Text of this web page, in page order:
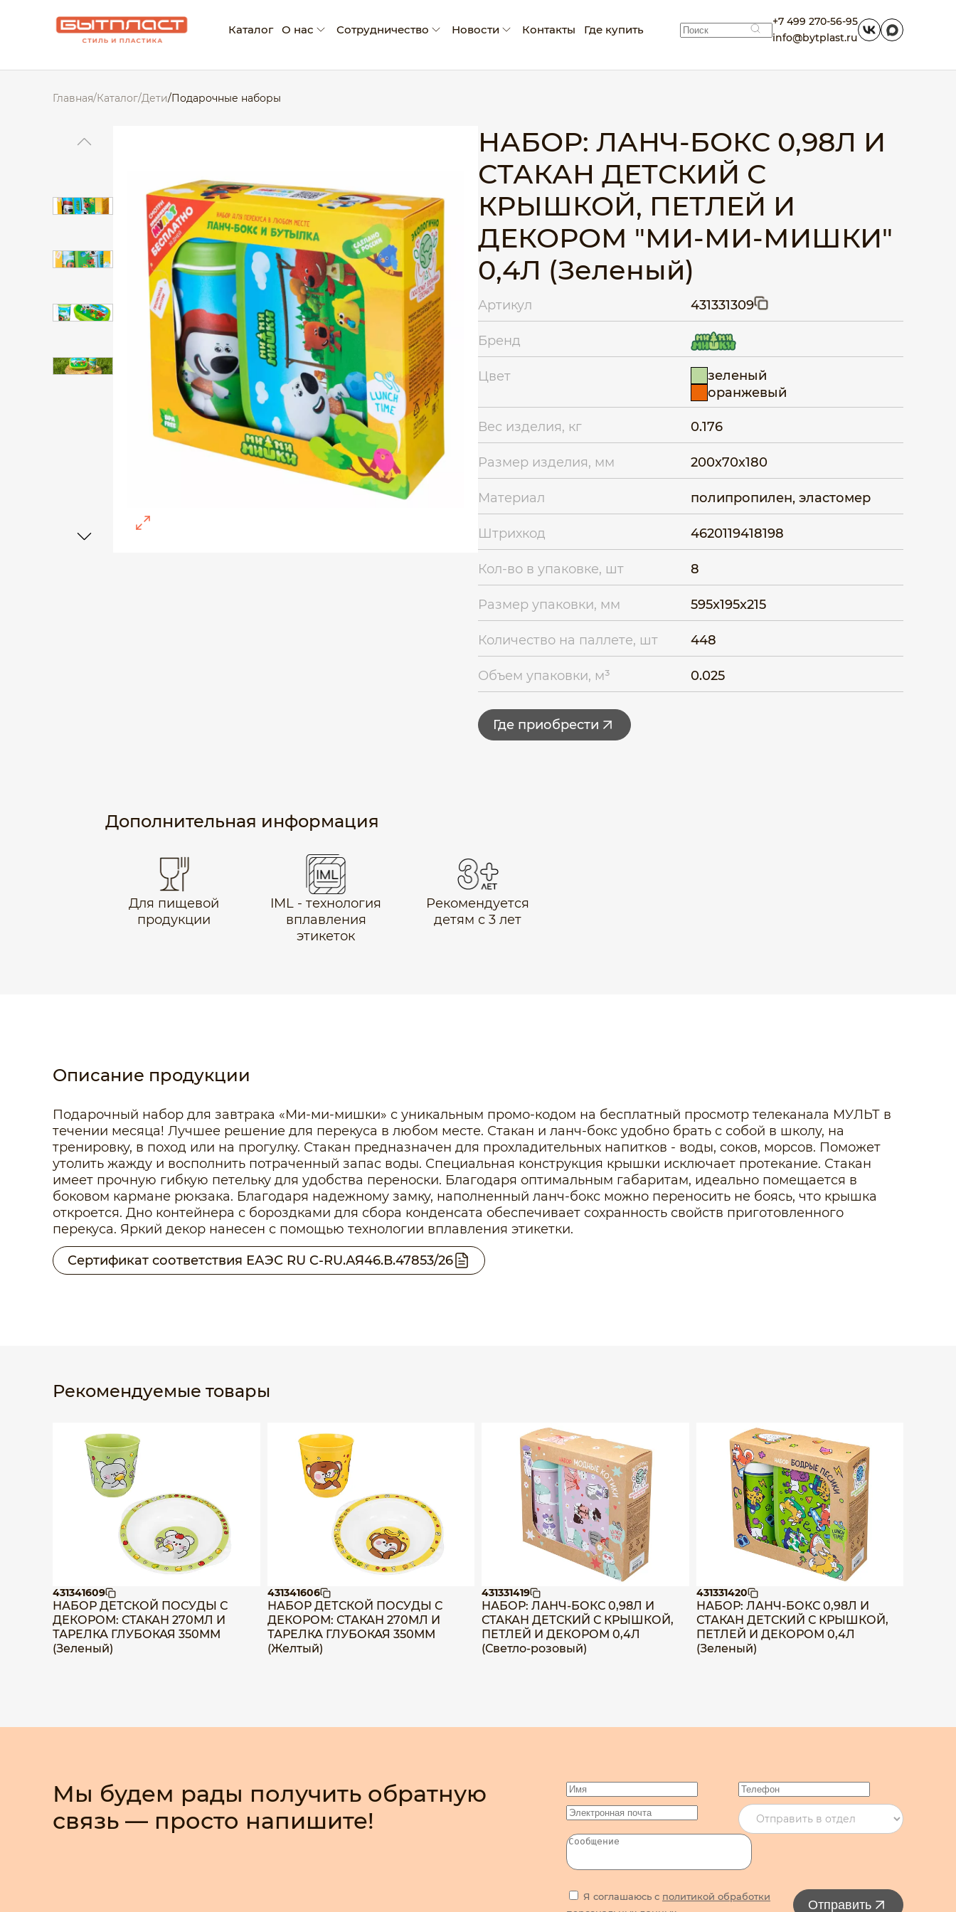
Каталог О нас
О компании
Сотрудничество
Условия сотрудничества
Экскурсия на производство
Новости
Новости
Контакты Где купить
+7 499 270-56-95
info@bytplast.ru
Главная/Каталог/Дети/Подарочные наборы
НАБОР: ЛАНЧ-БОКС 0,98Л И
СТАКАН ДЕТСКИЙ С
КРЫШКОЙ, ПЕТЛЕЙ И
ДЕКОРОМ "МИ-МИ-МИШКИ"
0,4Л (Зеленый)
Артикул 431331309
Бренд
Цвет
зеленый
оранжевый
Вес изделия, кг 0.176
Размер изделия, мм 200x70x180
Материал полипропилен, эластомер
Штрихкод 4620119418198
Кол-во в упаковке, шт 8
Размер упаковки, мм 595x195x215
Количество на паллете, шт 448
Объем упаковки, м³ 0.025
Где приобрести
Дополнительная информация
Для пищевой
продукции
IML - технология
вплавления
этикеток
Рекомендуется
детям с 3 лет
Описание продукции
Подарочный набор для завтрака «Ми-ми-мишки» с уникальным промо-кодом на бесплатный просмотр телеканала МУЛЬТ в
течении месяца! Лучшее решение для перекуса в любом месте. Стакан и ланч-бокс удобно брать с собой в школу, на
тренировку, в поход или на прогулку. Стакан предназначен для прохладительных напитков - воды, соков, морсов. Поможет
утолить жажду и восполнить потраченный запас воды. Специальная конструкция крышки исключает протекание. Стакан
имеет прочную гибкую петельку для удобства переноски. Благодаря оптимальным габаритам, идеально помещается в
боковом кармане рюкзака. Благодаря надежному замку, наполненный ланч-бокс можно переносить не боясь, что крышка
откроется. Дно контейнера с бороздками для сбора конденсата обеспечивает сохранность свойств приготовленного
перекуса. Яркий декор нанесен с помощью технологии вплавления этикетки.
Сертификат соответствия ЕАЭС RU C-RU.АЯ46.В.47853/26
Рекомендуемые товары
431341609
НАБОР ДЕТСКОЙ ПОСУДЫ С
ДЕКОРОМ: СТАКАН 270МЛ И
ТАРЕЛКА ГЛУБОКАЯ 350ММ
(Зеленый)
431341606
НАБОР ДЕТСКОЙ ПОСУДЫ С
ДЕКОРОМ: СТАКАН 270МЛ И
ТАРЕЛКА ГЛУБОКАЯ 350ММ
(Желтый)
431331419
НАБОР: ЛАНЧ-БОКС 0,98Л И
СТАКАН ДЕТСКИЙ С КРЫШКОЙ,
ПЕТЛЕЙ И ДЕКОРОМ 0,4Л
(Светло-розовый)
431331420
НАБОР: ЛАНЧ-БОКС 0,98Л И
СТАКАН ДЕТСКИЙ С КРЫШКОЙ,
ПЕТЛЕЙ И ДЕКОРОМ 0,4Л
(Зеленый)
Мы будем рады получить обратную
связь — просто напишите!
Я соглашаюсь с политикой обработки
Отправить